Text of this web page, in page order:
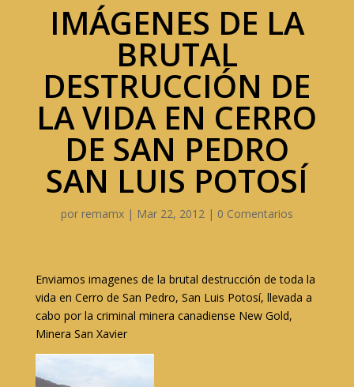
IMÁGENES DE LA
BRUTAL
DESTRUCCIÓN DE
LA VIDA EN CERRO
DE SAN PEDRO
SAN LUIS POTOSÍ
por remamx| Mar 22, 2012| 0 Comentarios
Enviamos imagenes de la brutal destrucción de toda la
vida en Cerro de San Pedro, San Luis Potosí, llevada a
cabo por la criminal minera canadiense New Gold,
Minera San Xavier